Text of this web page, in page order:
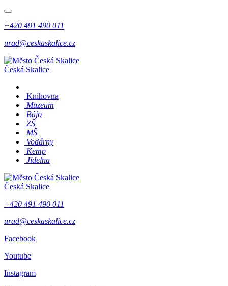
+420 491 490 011
urad@ceskaskalice.cz
Česká Skalice
Knihovna
Muzeum
Bájo
ZŠ
MŠ
Vodárny
Kemp
Jídelna
Česká Skalice
+420 491 490 011
urad@ceskaskalice.cz
Facebook
Youtube
Instagram